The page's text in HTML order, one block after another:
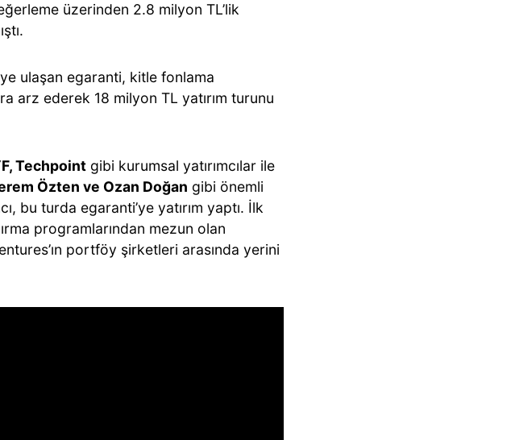
üzerinden 2.8 milyon TL’lik
ulaşan egaranti, kitle fonlama
arz ederek 18 milyon TL yatırım turunu
Techpoint gibi kurumsal yatırımcılar ile
Özten ve Ozan Doğan gibi önemli
bu turda egaranti’ye yatırım yaptı. İlk
programlarından mezun olan
portföy şirketleri arasında yerini